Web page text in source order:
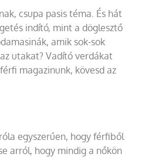
csupa pasis téma. És hát
indító, mint a döglesztő
amik sok-sok
utakat? Vadító verdákat
magazinunk, kövesd az
egyszerűen, hogy férfiből
arról, hogy mindig a nőkön